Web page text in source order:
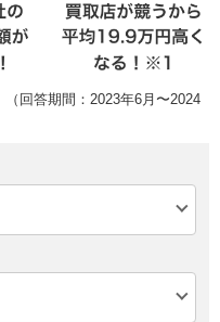
回答期間：2023年6月〜2024